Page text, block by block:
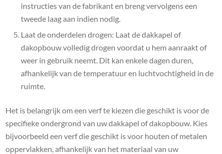
instructies van de fabrikant en breng vervolgens een
tweede laag aan indien nodig.
Laat de onderdelen drogen: Laat de dakkapel of
dakopbouw volledig drogen voordat u hem aanraakt of
weer in gebruik neemt. Dit kan enkele dagen duren,
afhankelijk van de temperatuur en luchtvochtigheid in de
ruimte.
Het is belangrijk om een verf te kiezen die geschikt is voor de
specifieke ondergrond van uw dakkapel of dakopbouw. Kies
bijvoorbeeld een verf die geschikt is voor houten of metalen
oppervlakken, afhankelijk van het materiaal van uw